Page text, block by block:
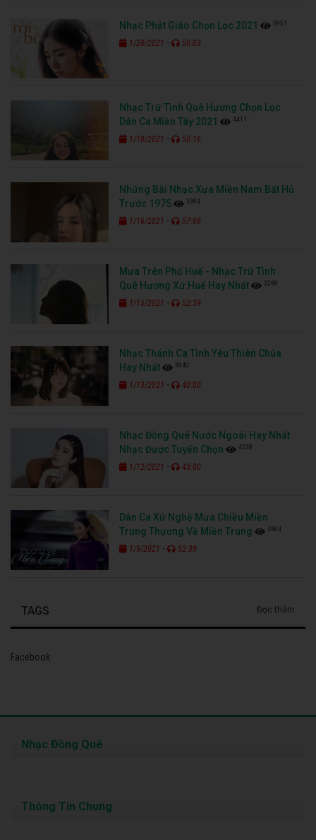
Nhạc Phật Giáo Chọn Lọc 2021 3951
1/20/2021 - 50:03
Nhạc Trữ Tình Quê Hương Chọn Lọc
Dân Ca Miền Tây 2021
4411
1/18/2021 - 50:16
Những Bài Nhạc Xưa Miền Nam Bất Hủ
Trước 1975
3984
1/16/2021 - 57:08
Mưa Trên Phố Huế - Nhạc Trữ Tình
Quê Hương Xứ Huế Hay Nhất
3298
1/15/2021 - 52:39
Nhạc Thánh Ca Tình Yêu Thiên Chúa
Hay Nhất
3840
1/13/2021 - 40:00
Nhạc Đồng Quê Nước Ngoài Hay Nhất
Nhạc Được Tuyển Chọn
4238
1/12/2021 - 43:00
Dân Ca Xứ Nghệ Mưa Chiều Miền
Trung Thương Về Miền Trung
4984
1/9/2021 - 52:39
TAGS Đọc thêm
Facebook
Nhạc Đồng Quê
Thông Tin Chung